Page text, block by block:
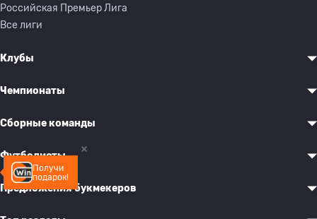
Получи
подарок!
Российская Премьер Лига
Все лиги
Клубы
Чемпионаты
Сборные команды
Футболисты
Предложения букмекеров